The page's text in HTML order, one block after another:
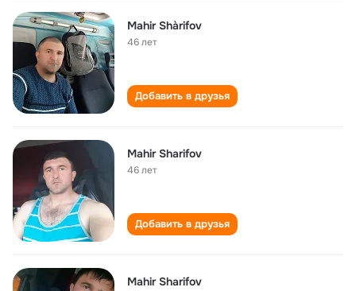
Mahir Shàrifov
46 лет
Добавить в друзья
Mahir Sharifov
46 лет
Добавить в друзья
Mahir Sharifov